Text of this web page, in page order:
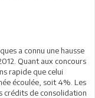
a connu une hausse
Quant aux concours
rapide que celui
écoulée, soit 4%. Les
crédits de consolidation